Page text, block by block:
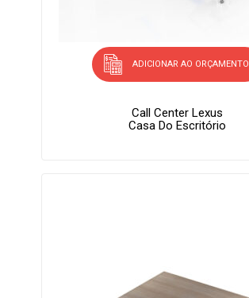
ADICIONAR AO ORÇAMENTO
Call Center Lexus
Casa Do Escritório